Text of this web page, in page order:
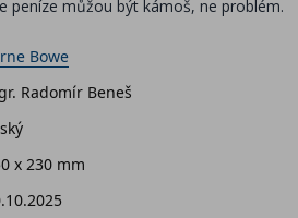
peníze můžou být kámoš, ne problém.
Bowe
Radomír Beneš
x 230 mm